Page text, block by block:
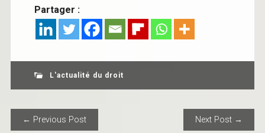
Partager :
L'actualité du droit
POST NAVIGATION
← Previous Post Next Post →